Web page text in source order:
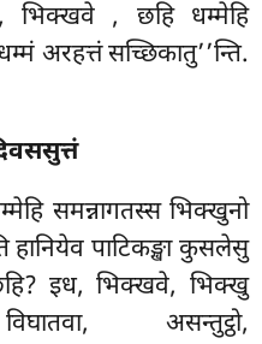
भिक्खवे , छहि धम्मेहि
अरहत्तं सच्छिकातु’’न्ति.
समन्नागतस्स भिक्खुनो
हानियेव पाटिकङ्खा कुसलेसु
इध, भिक्खवे, भिक्खु
असन्तुट्ठो,